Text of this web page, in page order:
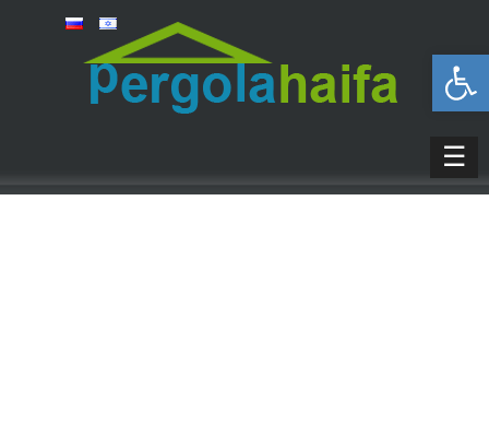
פתח סרגל נגישות
☰